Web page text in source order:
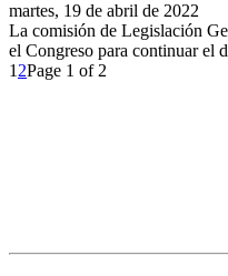
martes, 19 de abril de 2022
La comisión de Legislación
el Congreso para continuar el
1 2Page 1 of 2